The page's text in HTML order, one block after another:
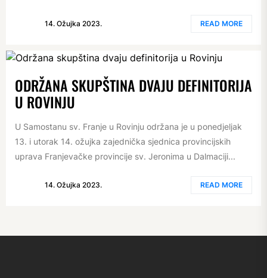
14. Ožujka 2023. READ MORE
ODRŽANA SKUPŠTINA DVAJU DEFINITORIJA
U ROVINJU
U Samostanu sv. Franje u Rovinju održana je u ponedjeljak
13. i utorak 14. ožujka zajednička sjednica provincijskih
uprava Franjevačke provincije sv. Jeronima u Dalmaciji...
14. Ožujka 2023. READ MORE